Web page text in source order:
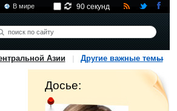
В мире 90 секунд
Азии Другие важные темы
Досье: